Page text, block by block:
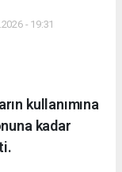
- 19:31
kullanımına
kadar